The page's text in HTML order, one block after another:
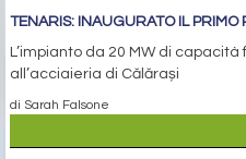
TENARIS: INAUGURATO IL PRIMO
L’impianto da 20 MW di
all’acciaieria di Călărași
di Sarah Falsone